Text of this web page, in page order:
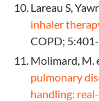
Lareau S,
inhaler
COPD;
Molimard, M.
pulmonary
handling: